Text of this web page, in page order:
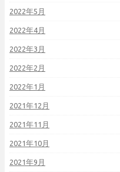
2022年5月
2022年4月
2022年3月
2022年2月
2022年1月
2021年12月
2021年11月
2021年10月
2021年9月